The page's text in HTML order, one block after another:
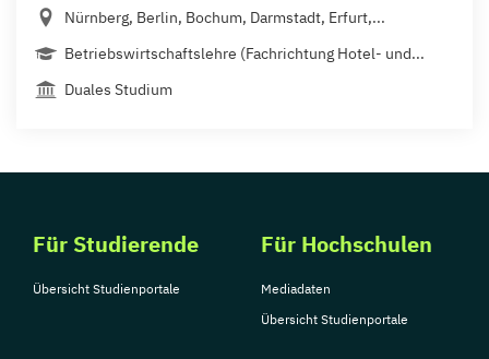
Nürnberg, Berlin, Bochum, Darmstadt, Erfurt,...
Betriebswirtschaftslehre (Fachrichtung Hotel- und...
Duales Studium
Für Studierende
Übersicht Studienportale
Für Hochschulen
Mediadaten
Übersicht Studienportale